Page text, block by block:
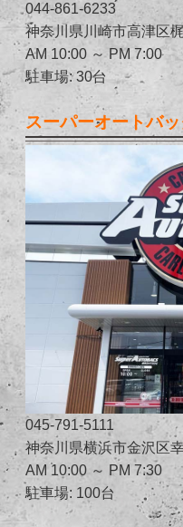
044-861-6233
神奈川県川崎市高津区
AM 10:00 ～ PM 7:00
駐車場: 30台
スーパーオートバ
045-791-5111
神奈川県横浜市金沢区
AM 10:00 ～ PM 7:30
駐車場: 100台